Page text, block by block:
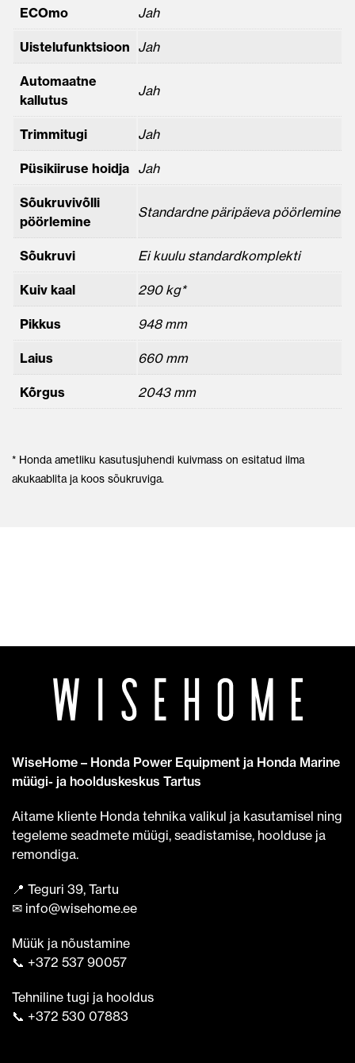
ECOmo Jah
Uistelufunktsioon Jah
Automaatne
kallutus
Jah
Trimmitugi Jah
Püsikiiruse hoidja Jah
Sõukruvivõlli
pöörlemine
Standardne päripäeva pöörlemine
Sõukruvi Ei kuulu standardkomplekti
Kuiv kaal 290 kg*
Pikkus 948 mm
Laius 660 mm
Kõrgus 2043 mm
* Honda ametliku kasutusjuhendi kuivmass on esitatud ilma
akukaablita ja koos sõukruviga.
WiseHome – Honda Power Equipment ja Honda Marine
müügi- ja hoolduskeskus Tartus
Aitame kliente Honda tehnika valikul ja kasutamisel ning
tegeleme seadmete müügi, seadistamise, hoolduse ja
remondiga.
📍 Teguri 39, Tartu
✉ info@wisehome.ee
Müük ja nõustamine
📞 +372 537 90057
Tehniline tugi ja hooldus
📞 +372 530 07883